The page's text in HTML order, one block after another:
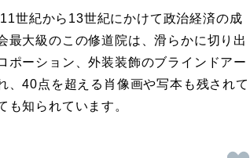
世紀から13世紀にかけて政治経済の成
大級のこの修道院は、滑らかに切り出
ポーション、外装装飾のブラインドアー
、40点を超える肖像画や写本も残されて
知られています。